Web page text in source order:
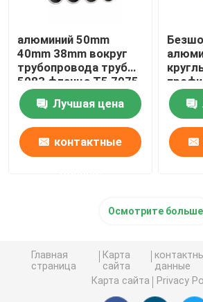
алюминий 50mm
40mm 38mm вокруг
трубопровода трубы
5083 фланца T5 7075
T6 для трубы масла
Лучшая цена
контактные
Осмотрите больше
Главная
страница
Карта
сайта
данные
Карта сайта
Privacy